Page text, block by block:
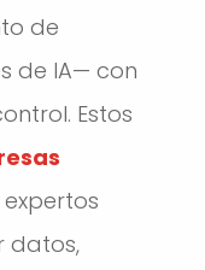
de
de IA— con
Estos
datos,